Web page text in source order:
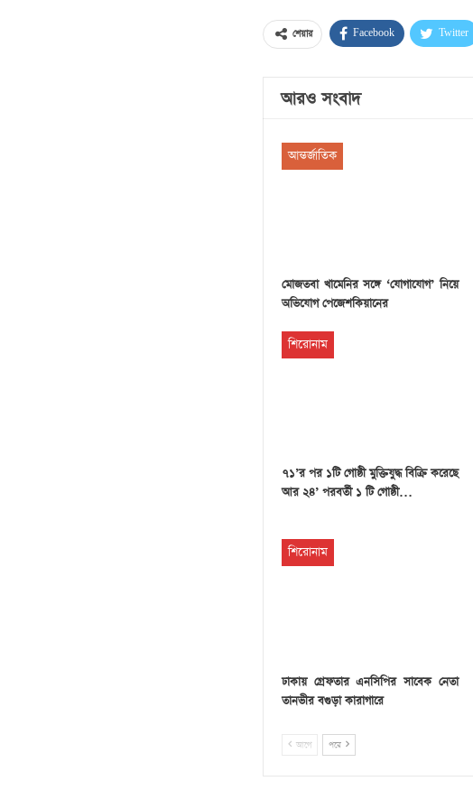
শেয়ার Facebook Twitter
আরও সংবাদ
আন্তর্জাতিক
মোজতবা খামেনির সঙ্গে ‘যোগাযোগ’ নিয়ে
অভিযোগ পেজেশকিয়ানের
শিরোনাম
৭১’র পর ১টি গোষ্ঠী মুক্তিযুদ্ধ বিক্রি করেছে
আর ২৪’ পরবর্তী ১ টি গোষ্ঠী…
শিরোনাম
ঢাকায় গ্রেফতার এনসিপির সাবেক নেতা
তানভীর বগুড়া কারাগারে
আগে পরে